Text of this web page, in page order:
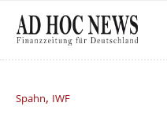
Spahn, IWF